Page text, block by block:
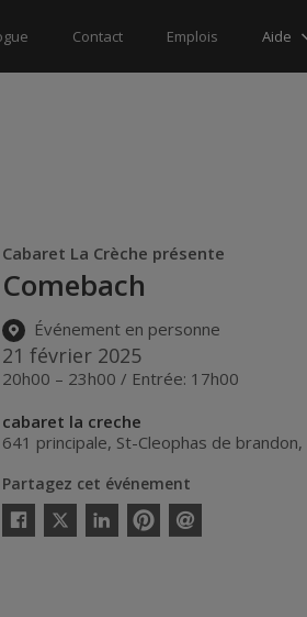
Contact Emplois Aide
Cabaret La Crèche présente
Comebach
Événement en personne
21 février 2025
20h00 – 23h00 / Entrée: 17h00
cabaret la creche
641 principale, St-Cleophas de brandon,
Partagez cet événement
Facebook
Twitter
LinkedinPinterestEnvoyer